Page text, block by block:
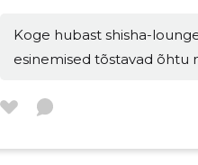
Koge hubast shisha-
esinemised tõstavad